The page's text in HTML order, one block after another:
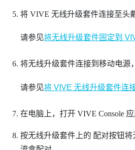
将 VIVE 无线升级套件连接至头
请参见将无线升级套件固定到
将无线升级套件连接到移动电源
请参见将 VIVE 无线升级套件连
在电脑上，打开 VIVE Console应
按无线升级套件上的 配对按钮将